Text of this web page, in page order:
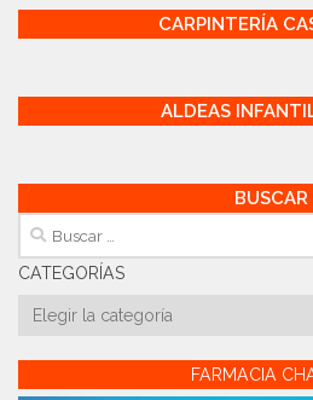
CARPINTERÍA
ALDEAS
BUSCAR
Buscar:
CATEGORÍAS
Categorías
FARMACIA